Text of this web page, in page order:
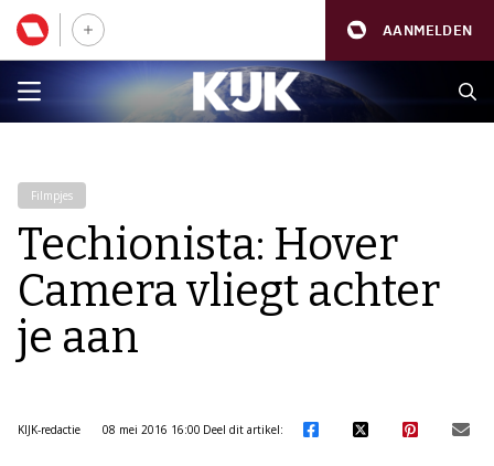
AANMELDEN
Filmpjes
Techionista: Hover
Camera vliegt achter
je aan
KIJK-redactie 08 mei 2016 16:00 Deel dit artikel: